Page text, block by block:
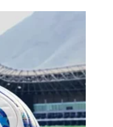
variar entre